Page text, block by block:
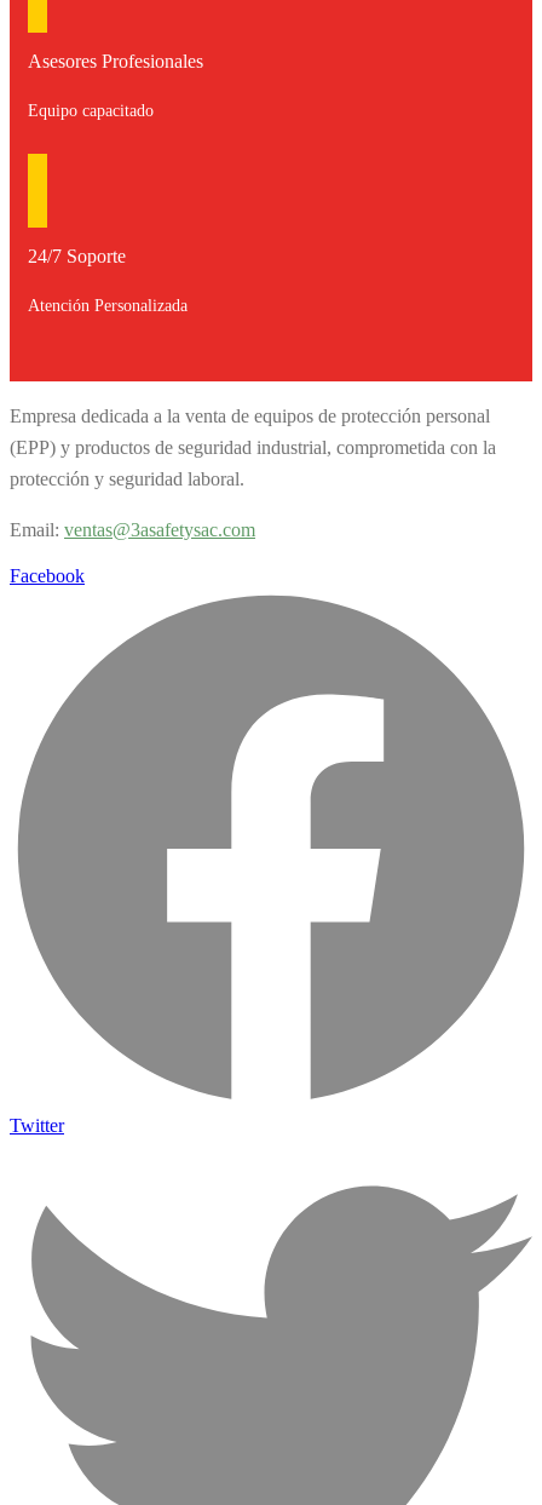
Asesores Profesionales
Equipo capacitado
24/7 Soporte
Atención Personalizada
Empresa dedicada a la venta de equipos de protección personal
(EPP) y productos de seguridad industrial, comprometida con la
protección y seguridad laboral.
Email: ventas@3asafetysac.com
Facebook
Twitter